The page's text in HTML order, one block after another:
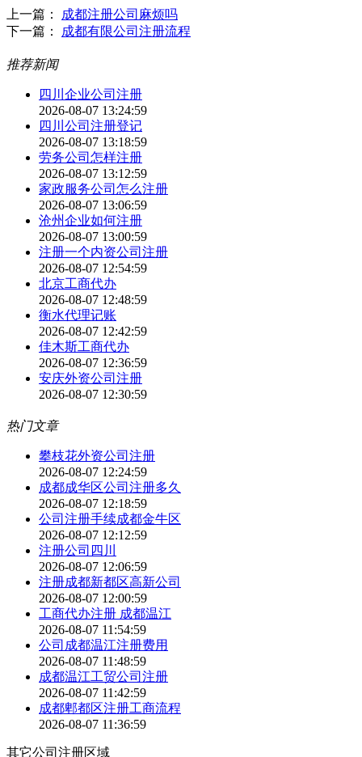
上一篇：
成都注册公司麻烦吗
下一篇：
成都有限公司注册流程
推荐新闻
四川企业公司注册
2026-08-07 13:24:59
四川公司注册登记
2026-08-07 13:18:59
劳务公司怎样注册
2026-08-07 13:12:59
家政服务公司怎么注册
2026-08-07 13:06:59
沧州企业如何注册
2026-08-07 13:00:59
注册一个内资公司注册
2026-08-07 12:54:59
北京工商代办
2026-08-07 12:48:59
衡水代理记账
2026-08-07 12:42:59
佳木斯工商代办
2026-08-07 12:36:59
安庆外资公司注册
2026-08-07 12:30:59
热门文章
攀枝花外资公司注册
2026-08-07 12:24:59
成都成华区公司注册多久
2026-08-07 12:18:59
公司注册手续成都金牛区
2026-08-07 12:12:59
注册公司四川
2026-08-07 12:06:59
注册成都新都区高新公司
2026-08-07 12:00:59
工商代办注册 成都温江
2026-08-07 11:54:59
公司成都温江注册费用
2026-08-07 11:48:59
成都温江工贸公司注册
2026-08-07 11:42:59
成都郫都区注册工商流程
2026-08-07 11:36:59
其它公司注册区域